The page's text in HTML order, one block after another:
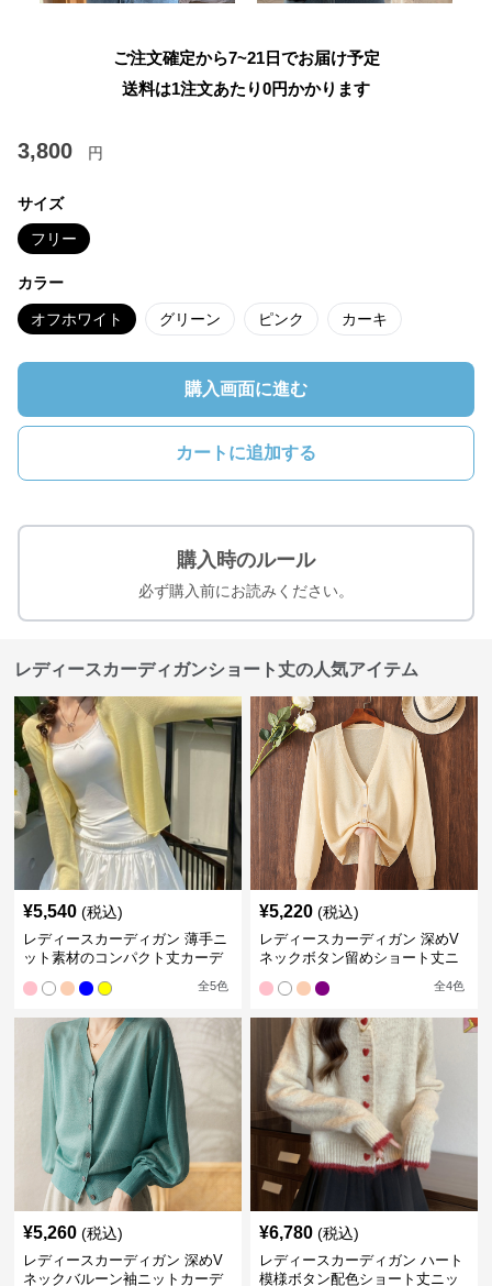
ご注文確定から7~21日でお届け予定
送料は1注文あたり0円かかります
3,800 円
サイズ
フリー
カラー
オフホワイト グリーン ピンク カーキ
購入画面に進む
カートに追加する
購入時のルール
必ず購入前にお読みください。
レディースカーディガンショート丈の人気アイテム
¥5,540 (税込)
レディースカーディガン 薄手ニ
ット素材のコンパクト丈カーデ
全5色
¥5,220 (税込)
レディースカーディガン 深めV
ネックボタン留めショート丈ニ
全4色
¥5,260 (税込)
レディースカーディガン 深めV
ネックバルーン袖ニットカーデ
¥6,780 (税込)
レディースカーディガン ハート
模様ボタン配色ショート丈ニッ